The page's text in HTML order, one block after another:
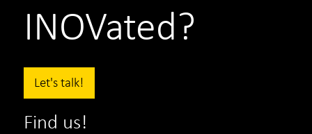
INOVated?
Let's talk!
Find us!